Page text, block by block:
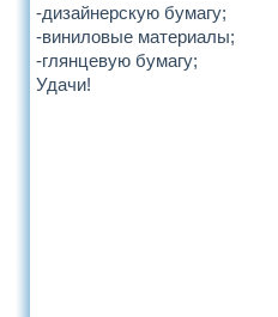
-дизайнерскую бумагу;
-виниловые материалы;
-глянцевую бумагу;
Удачи!